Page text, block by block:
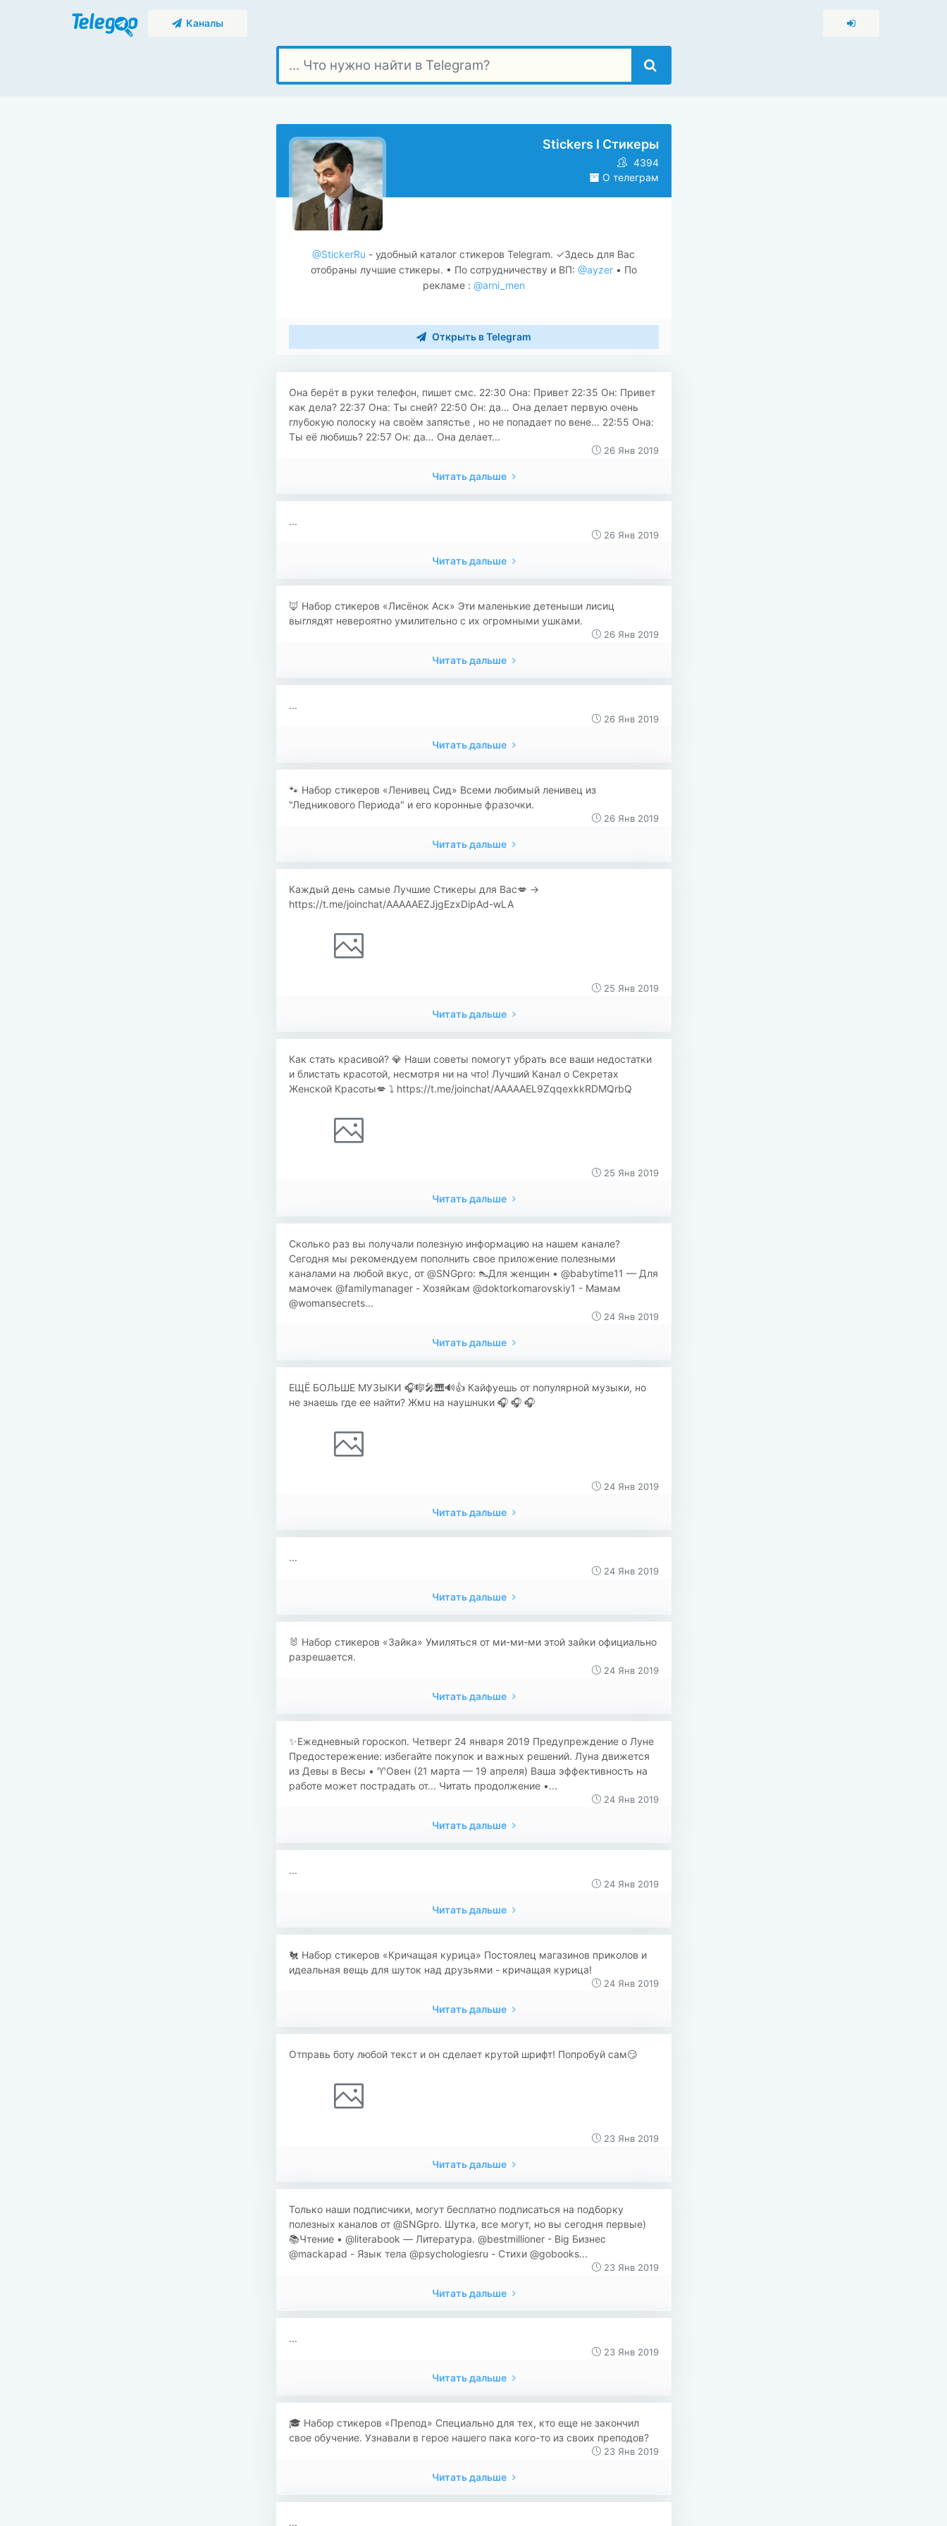
Каналы
Stickers I Стикеры
4394
О телеграм
@StickerRu - удобный каталог стикеров Telegram. ✓Здесь для Вас
отобраны лучшие стикеры. • По сотрудничеству и ВП: @ayzer• По
рекламе : @arni_men
Открыть в Telegram
Она берёт в руки телефон, пишет смс. 22:30 Она: Привет 22:35 Он: Привет
как дела? 22:37 Она: Ты сней? 22:50 Он: да… Она делает первую очень
глубокую полоску на своём запястье , но не попадает по вене… 22:55 Она:
Ты её любишь? 22:57 Он: да… Она делает...
26 Янв 2019
Читать дальше
...
26 Янв 2019
Читать дальше
🦊 Набор стикеров «Лисёнок Аск» Эти маленькие детеныши лисиц
выглядят невероятно умилительно с их огромными ушками.
26 Янв 2019
Читать дальше
...
26 Янв 2019
Читать дальше
🐾 Набор стикеров «Ленивец Сид» Всеми любимый ленивец из
"Ледникового Периода" и его коронные фразочки.
26 Янв 2019
Читать дальше
Каждый день самые Лучшие Стикеры для Вас💋 →
https://t.me/joinchat/AAAAAEZJjgEzxDipAd-wLA
25 Янв 2019
Читать дальше
Как стать красивой? 💎 Наши советы помогут убрать все ваши недостатки
и блистать красотой, несмотря ни на что! Лучший Канал о Секретах
Женской Красоты💋 ⤵️ https://t.me/joinchat/AAAAAEL9ZqqexkkRDMQrbQ
25 Янв 2019
Читать дальше
Сколько раз вы получали полезную информацию на нашем канале?
Сегодня мы рекомендуем пополнить свое приложение полезными
каналами на любой вкус, от @SNGpro: 👠Для женщин • @babytime11 — Для
мамочек @familymanager - Хозяйкам @doktorkomarovskiy1 - Мамам
@womansecrets...
24 Янв 2019
Читать дальше
ЕЩЁ БОЛЬШЕ МУЗЫКИ 🎧🎼🎤🎹🔊👍 Кайфуешь от популярной музыки, но
не знаешь где ее найти? Жмu нa нaушнuки 🎧 🎧 🎧
24 Янв 2019
Читать дальше
...
24 Янв 2019
Читать дальше
🐰 Набор стикеров «Зайка» Умиляться от ми-ми-ми этой зайки официально
разрешается.
24 Янв 2019
Читать дальше
✨Ежедневный гороскоп. Четверг 24 января 2019 Предупреждение о Луне
Предостережение: избегайте покупок и важных решений. Луна движется
из Девы в Весы • ♈️Овен (21 марта — 19 апреля) Ваша эффективность на
работе может пострадать от... Читать продолжение •...
24 Янв 2019
Читать дальше
...
24 Янв 2019
Читать дальше
🐔 Набор стикеров «Кричащая курица» Постоялец магазинов приколов и
идеальная вещь для шуток над друзьями - кричащая курица!
24 Янв 2019
Читать дальше
Отправь боту любой текст и он сделает крутой шрифт! Попробуй сам😏
23 Янв 2019
Читать дальше
Только наши подписчики, могут бесплатно подписаться на подборку
полезных каналов от @SNGpro. Шутка, все могут, но вы сегодня первые)
📚Чтение • @literabook — Литература. @bestmillioner - Big Бизнес
@mackapad - Язык тела @psychologiesru - Стихи @gobooks...
23 Янв 2019
Читать дальше
...
23 Янв 2019
Читать дальше
🎓 Набор стикеров «Препод» Специально для тех, кто еще не закончил
свое обучение. Узнавали в герое нашего пака кого-то из своих преподов?
23 Янв 2019
Читать дальше
...